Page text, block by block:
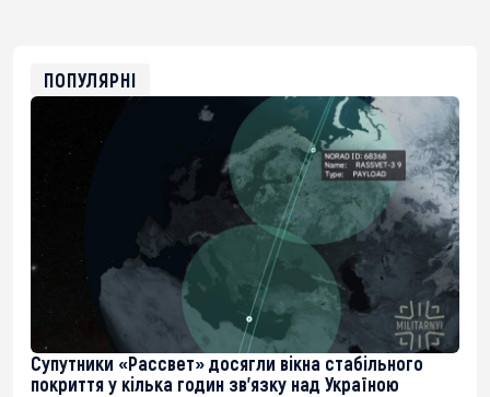
0xfD02863D3289416fcF50975c9DFda13623f97758
ПОПУЛЯРНІ
Супутники «Рассвет» досягли вікна стабільного
покриття у кілька годин зв’язку над Україною